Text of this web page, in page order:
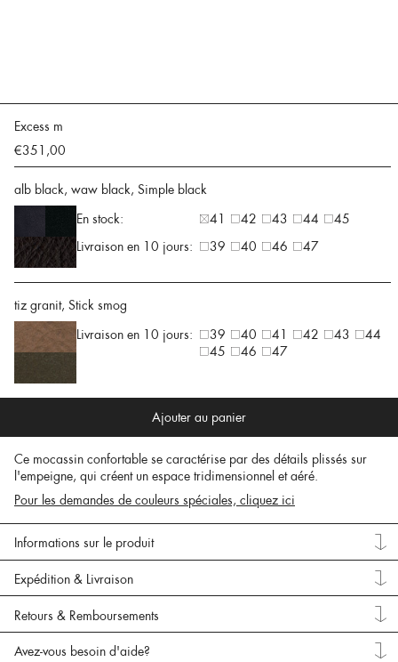
Excess m
€351,00
alb black, waw black, Simple black
En stock:
41 42 43 44
45
Livraison en 10 jours:
39 40 46 47
tiz granit, Stick smog
Livraison en 10 jours:
39 40 41 42 43
44
45
46 47
Ajouter au panier
Ce mocassin confortable se caractérise par des détails plissés sur
l'empeigne, qui créent un espace tridimensionnel et aéré.
Pour les demandes de couleurs spéciales, cliquez ici
Informations sur le produit
Expédition & Livraison
Retours & Remboursements
Avez-vous besoin d'aide?